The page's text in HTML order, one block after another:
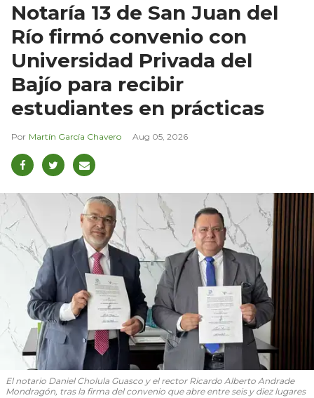
Notaría 13 de San Juan del
Río firmó convenio con
Universidad Privada del
Bajío para recibir
estudiantes en prácticas
Martín García Chavero Aug 05, 2026
El notario Daniel Cholula Guasco y el rector Ricardo Alberto Andrade
Mondragón, tras la firma del convenio que abre entre seis y diez lugares